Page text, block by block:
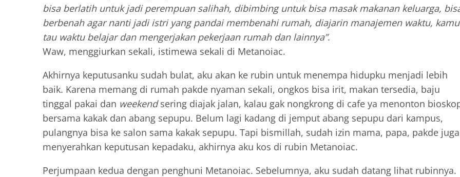
bisa berlatih untuk jadi perempuan salihah, dibimbing untuk bisa masak makanan keluarga,
berbenah agar nanti jadi istri yang pandai membenahi rumah, diajarin manajemen waktu, kamu
tau waktu belajar dan mengerjakan pekerjaan rumah dan lainnya”.
Waw, menggiurkan sekali, istimewa sekali di Metanoiac.
Akhirnya keputusanku sudah bulat, aku akan ke rubin untuk menempa hidupku menjadi lebih
baik. Karena memang di rumah pakde nyaman sekali, ongkos bisa irit, makan tersedia, baju
tinggal pakai dan weekendsering diajak jalan, kalau gak nongkrong di cafe ya menonton
bersama kakak dan abang sepupu. Belum lagi kadang di jemput abang sepupu dari kampus,
pulangnya bisa ke salon sama kakak sepupu. Tapi bismillah, sudah izin mama, papa, pakde juga
menyerahkan keputusan kepadaku, akhirnya aku kos di rubin Metanoiac.
Perjumpaan kedua dengan penghuni Metanoiac. Sebelumnya, aku sudah datang lihat rubinnya.